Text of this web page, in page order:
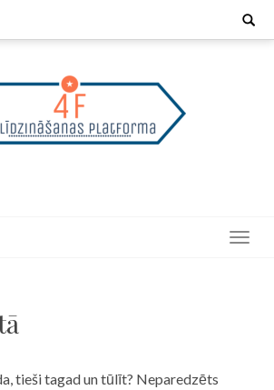
Search
tieši tagad un tūlīt? Neparedzēts